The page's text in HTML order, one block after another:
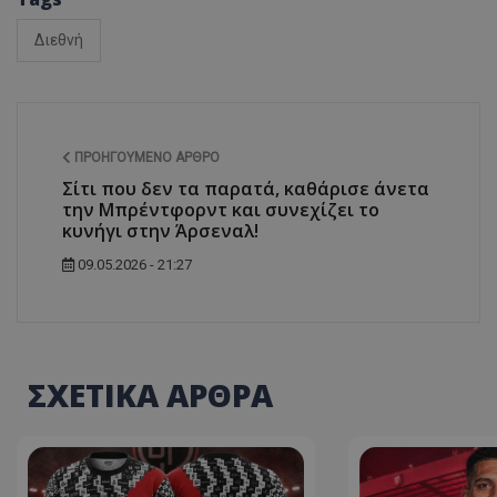
Διεθνή
ΠΡΟΗΓΟΎΜΕΝΟ ΆΡΘΡΟ
Σίτι που δεν τα παρατά, καθάρισε άνετα
την Μπρέντφορντ και συνεχίζει το
κυνήγι στην Άρσεναλ!
09.05.2026 - 21:27
ΣΧΕΤΙΚΑ ΑΡΘΡΑ